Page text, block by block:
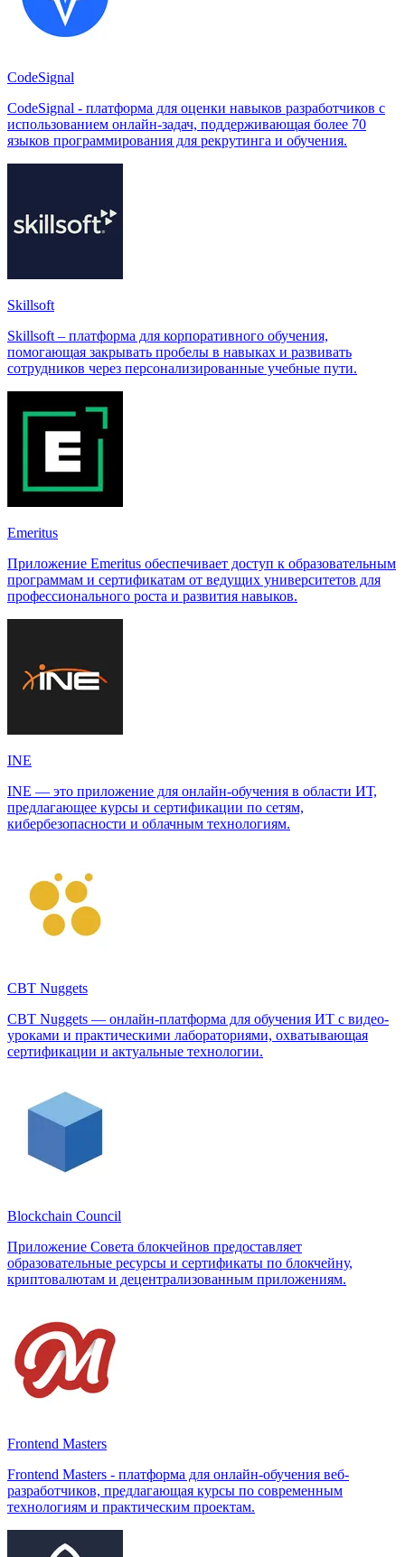
CodeSignal
CodeSignal - платформа для оценки навыков разработчиков с
использованием онлайн-задач, поддерживающая более 70
языков программирования для рекрутинга и обучения.
Skillsoft
Skillsoft – платформа для корпоративного обучения,
помогающая закрывать пробелы в навыках и развивать
сотрудников через персонализированные учебные пути.
Emeritus
Приложение Emeritus обеспечивает доступ к образовательным
программам и сертификатам от ведущих университетов для
профессионального роста и развития навыков.
INE
INE — это приложение для онлайн-обучения в области ИТ,
предлагающее курсы и сертификации по сетям,
кибербезопасности и облачным технологиям.
CBT Nuggets
CBT Nuggets — онлайн-платформа для обучения ИТ с видео-
уроками и практическими лабораториями, охватывающая
сертификации и актуальные технологии.
Blockchain Council
Приложение Совета блокчейнов предоставляет
образовательные ресурсы и сертификаты по блокчейну,
криптовалютам и децентрализованным приложениям.
Frontend Masters
Frontend Masters - платформа для онлайн-обучения веб-
разработчиков, предлагающая курсы по современным
технологиям и практическим проектам.